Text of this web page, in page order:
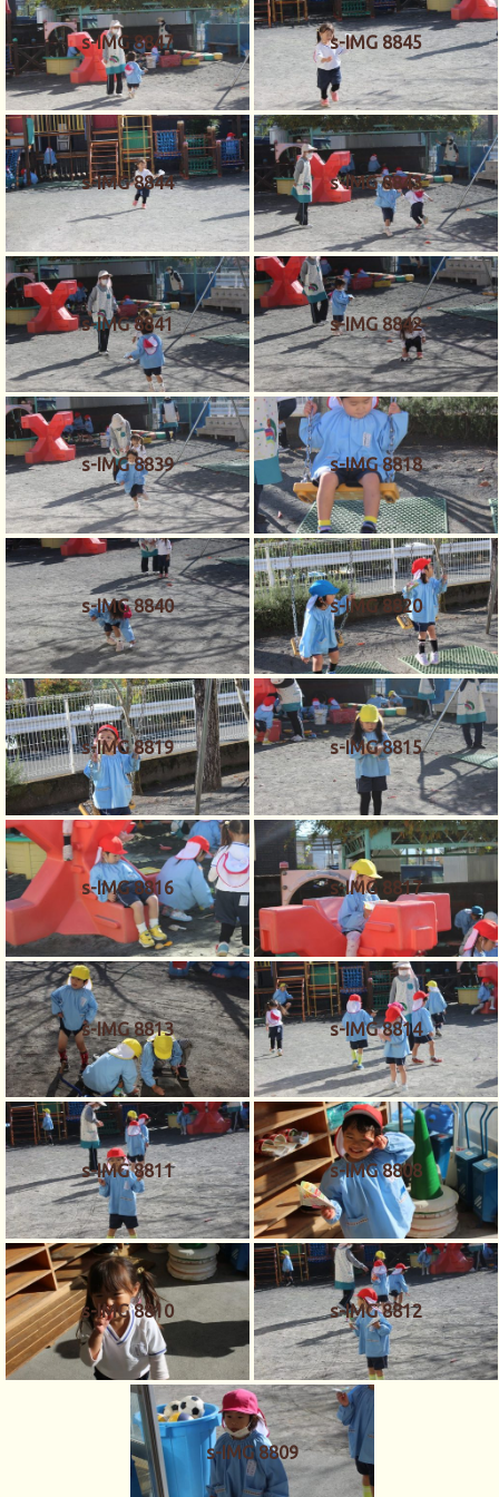
s-IMG 8847 s-IMG 8845
s-IMG 8844 s-IMG 8843
s-IMG 8841 s-IMG 8842
s-IMG 8839 s-IMG 8818
s-IMG 8840 s-IMG 8820
s-IMG 8819 s-IMG 8815
s-IMG 8816 s-IMG 8817
s-IMG 8813 s-IMG 8814
s-IMG 8811 s-IMG 8808
s-IMG 8810 s-IMG 8812
s-IMG 8809